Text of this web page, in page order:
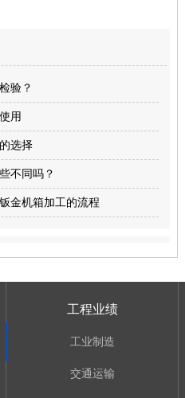
验？
用
选择
不同吗？
金机箱加工的流程
工程业绩
工业制造
交通运输